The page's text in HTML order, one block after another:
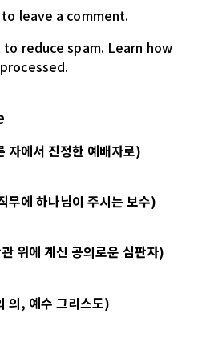
to leave a comment.
reduce spam. Learn how
자에서 진정한 예배자로)
무에 하나님이 주시는 보수)
위에 계신 공의로운 심판자)
의, 예수 그리스도)